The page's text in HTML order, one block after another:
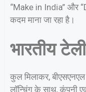
“Make in India” और
कदम माना जा रहा है।
भारतीय
कुल मिलाकर,
लॉन्चिंग के साथ, कंपनी